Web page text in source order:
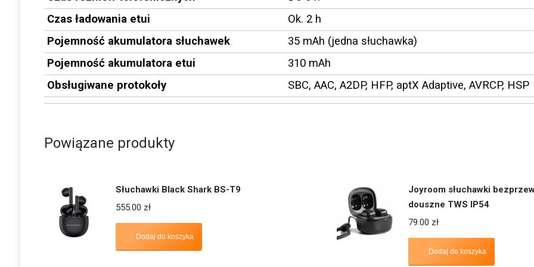
Czas ładowania etui
Ok. 2 h
Pojemność akumulatora słuchawek
35 mAh (jedna słuchawka)
Pojemność akumulatora etui
310 mAh
Obsługiwane protokoły
SBC, AAC, A2DP, HFP, aptX Adaptive, AVRCP, HSP
Powiązane produkty
Słuchawki Black Shark BS-T9
555.00 zł
Dodaj do koszyka
Joyroom słuchawki
douszne TWS IP54
79.00 zł
Dodaj do koszyka